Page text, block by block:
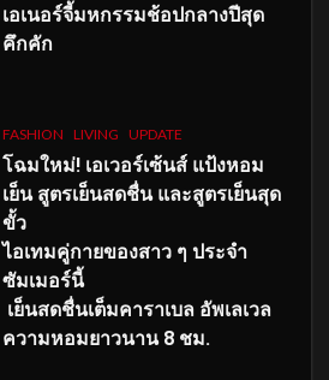
เอเนอร์จี้มหกรรมช้อปกลางปีสุด
คึกคัก
FASHION LIVING UPDATE
โฉมใหม่! เอเวอร์เซ้นส์ แป้งหอม
เย็น สูตรเย็นสดชื่น และสูตรเย็นสุด
ขั้ว
ไอเทมคู่กายของสาว ๆ ประจำ
ซัมเมอร์นี้
เย็นสดชื่นเต็มคาราเบล อัพเลเวล
ความหอมยาวนาน 8 ชม.